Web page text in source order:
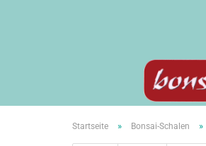
Startseite » Bonsai-Schalen »